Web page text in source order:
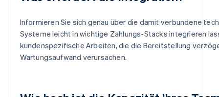
Informieren Sie sich genau über die damit verbundene
Systeme leicht in wichtige Zahlungs-Stacks integrieren
kundenspezifische Arbeiten, die die Bereitstellung
Wartungsaufwand verursachen.